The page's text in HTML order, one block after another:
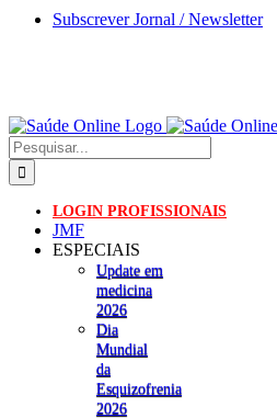
Skip
Subscrever Jornal / Newsletter
Pesquisar
LOGIN PROFISSIONAIS
JMF
ESPECIAIS
Update em
medicina
2026
Dia
Mundial
da
Esquizofrenia
2026